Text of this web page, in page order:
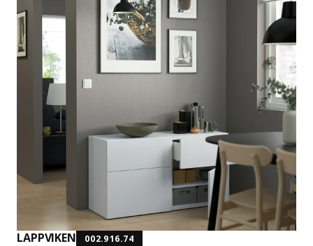
LAPPVIKEN 002.916.74